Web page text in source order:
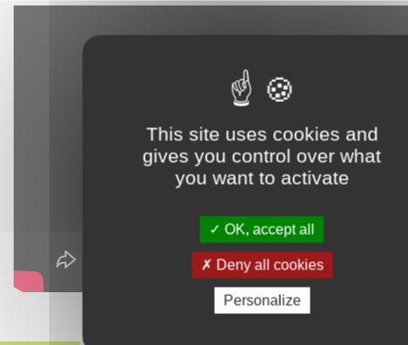
This site uses cookies and
gives you control over what
you want to activate
OK, accept all
Deny all cookies
Personalize